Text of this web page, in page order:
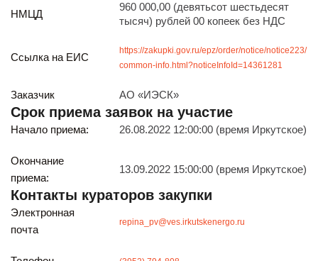
ул. Рабочая, 22
Режим работы (UTC+8)
с 8:00 до 17:15
Перерыв на обед с 12 до 13 часов
И бесплатно получайте ценную информацию
НМЦД
960 000,00 (девятьсот шестьдесят
тысяч) рублей 00 копеек без НДС
Ссылка на ЕИС
https://zakupki.gov.ru/epz/order/notice/notice223/
common-info.html?noticeInfoId=14361281
Заказчик АО «ИЭСК»
Срок приема заявок на участие
Начало приема: 26.08.2022 12:00:00 (время Иркутское)
Окончание
приема:
13.09.2022 15:00:00 (время Иркутское)
Контакты кураторов закупки
Электронная
почта
repina_pv@ves.irkutskenergo.ru